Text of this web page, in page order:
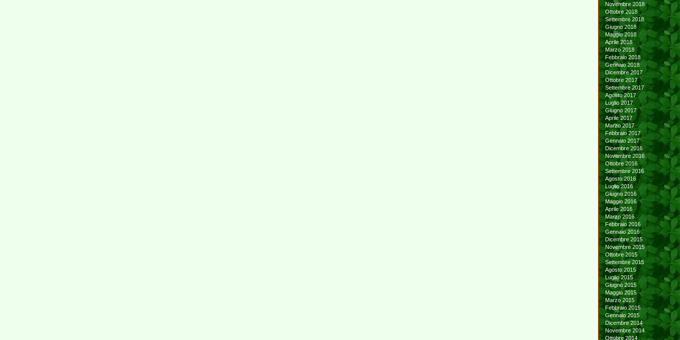
Novembre 2018
Ottobre 2018
Settembre 2018
Giugno 2018
Maggio 2018
Aprile 2018
Marzo 2018
Febbraio 2018
Gennaio 2018
Dicembre 2017
Ottobre 2017
Settembre 2017
Agosto 2017
Luglio 2017
Giugno 2017
Aprile 2017
Marzo 2017
Febbraio 2017
Gennaio 2017
Dicembre 2016
Novembre 2016
Ottobre 2016
Settembre 2016
Agosto 2016
Luglio 2016
Giugno 2016
Maggio 2016
Aprile 2016
Marzo 2016
Febbraio 2016
Gennaio 2016
Dicembre 2015
Novembre 2015
Ottobre 2015
Settembre 2015
Agosto 2015
Luglio 2015
Giugno 2015
Maggio 2015
Marzo 2015
Febbraio 2015
Gennaio 2015
Dicembre 2014
Novembre 2014
Ottobre 2014